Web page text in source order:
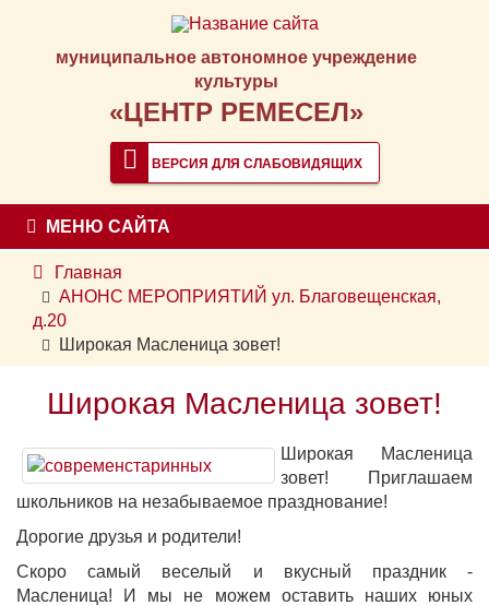
муниципальное автономное учреждение
культуры
«ЦЕНТР РЕМЕСЕЛ»
ВЕРСИЯ ДЛЯ СЛАБОВИДЯЩИХ
МЕНЮ САЙТА
Главная
АНОНС МЕРОПРИЯТИЙ ул. Благовещенская,
д.20
Широкая Масленица зовет!
Широкая Масленица зовет!
Широкая Масленица
зовет! Приглашаем
школьников на незабываемое празднование!
Дорогие друзья и родители!
Скоро самый веселый и вкусный праздник -
Масленица! И мы не можем оставить наших юных